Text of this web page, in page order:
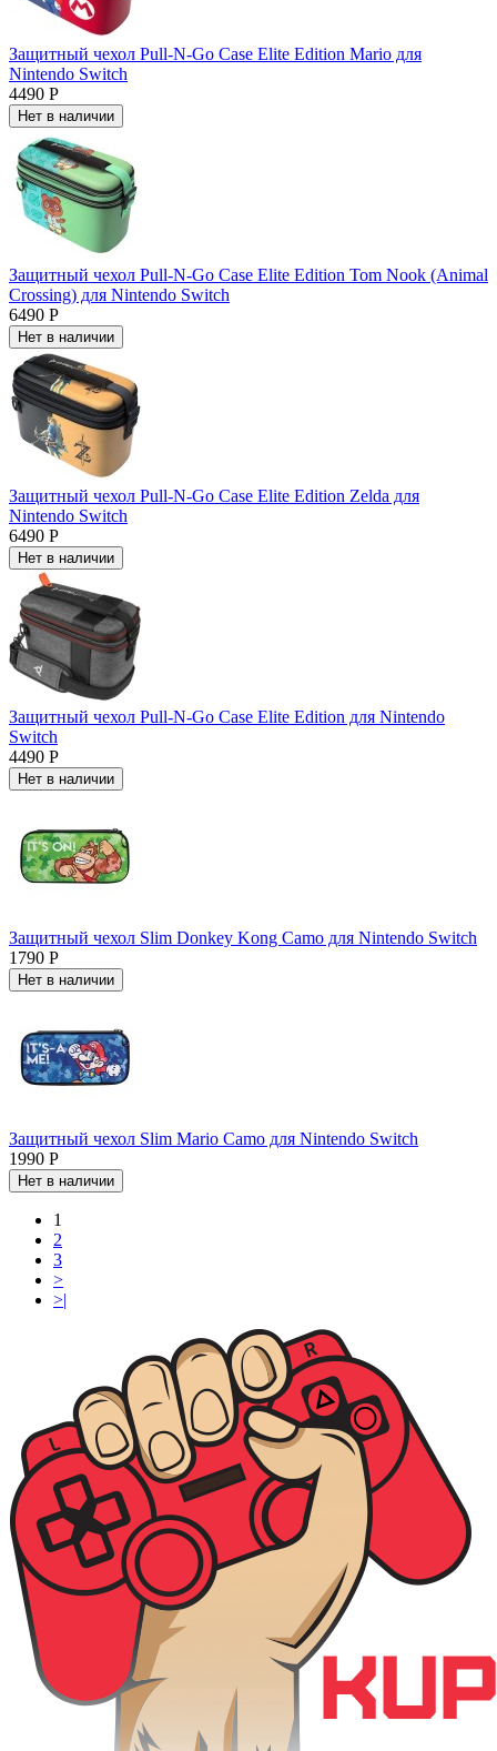
Защитный чехол Pull-N-Go Case Elite Edition Mario для
Nintendo Switch
4490 Р
Нет в наличии
Защитный чехол Pull-N-Go Case Elite Edition Tom Nook (Animal
Crossing) для Nintendo Switch
6490 Р
Нет в наличии
Защитный чехол Pull-N-Go Case Elite Edition Zelda для
Nintendo Switch
6490 Р
Нет в наличии
Защитный чехол Pull-N-Go Case Elite Edition для Nintendo
Switch
4490 Р
Нет в наличии
Защитный чехол Slim Donkey Kong Camo для Nintendo Switch
1790 Р
Нет в наличии
Защитный чехол Slim Mario Camo для Nintendo Switch
1990 Р
Нет в наличии
1
2
3
>
>|